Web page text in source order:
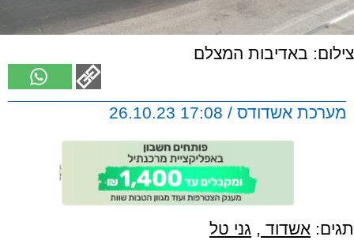
צילום: באדיבות המצלם
מערכת אשדודס / 17:08 26.10.23
תגים: אשדוד , גני טל